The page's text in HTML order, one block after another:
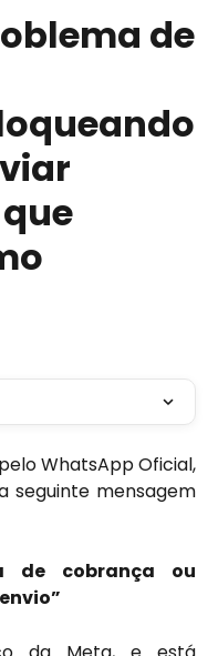
de
WhatsApp Oficial,
seguinte mensagem
de cobrança ou